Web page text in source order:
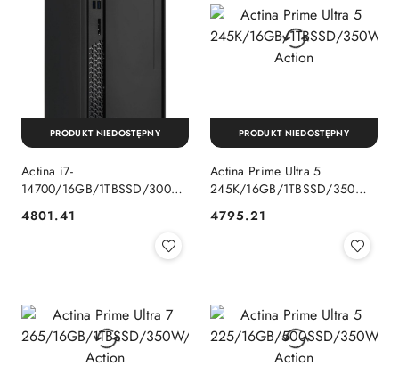
Actina i7-
14700/16GB/1TBSSD/300W/W11P
Cena:
4801.41
PRODUKT NIEDOSTĘPNY
Actina Prime Ultra 5
245K/16GB/1TBSSD/350W/
Cena:
4795.21
PRODUKT NIEDOSTĘPNY